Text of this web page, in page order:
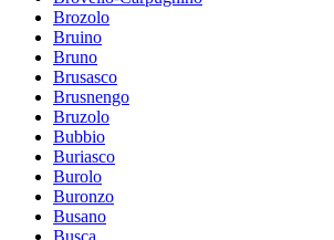
Brozolo
Bruino
Bruno
Brusasco
Brusnengo
Bruzolo
Bubbio
Buriasco
Burolo
Buronzo
Busano
Busca